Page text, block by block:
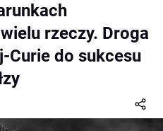
rzeczy. Droga
Curie do sukcesu